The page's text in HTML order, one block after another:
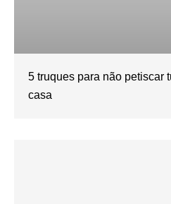
5 truques para não petiscar
casa